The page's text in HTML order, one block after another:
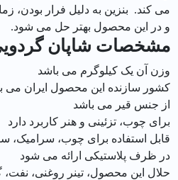
می کند. بنزین به دلیل فرار
و در این محصول بهتر حل می شود.
مشخصات شاپان
وزن آن یک کیلوگرم می باشد
کشور سازنده این محصول ایران می
از جنس قیر می باشد
برای چوب، تزئینی و هنر کاربرد دارد
قابل استفاده برای چوب، سرامیک،
در ظرف پلاستیکی ارائه می شود
حلال این محصول، تینر روغنی، نفت،